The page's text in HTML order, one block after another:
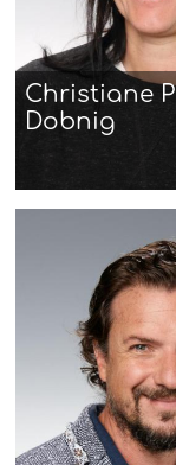
Christiane
Dobnig